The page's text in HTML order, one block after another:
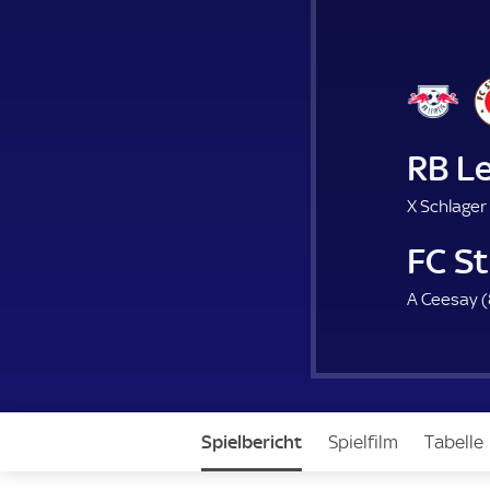
RB
X Schlager
FC
A Ceesay (
Spielbericht Spielfilm Tabelle